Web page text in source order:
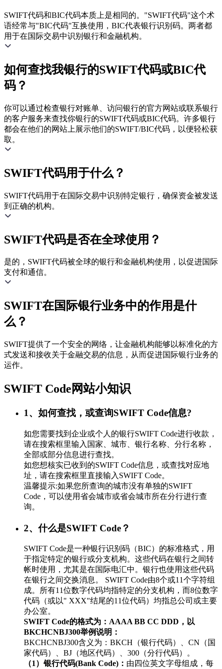
SWIFT代码和BIC代码本质上是相同的。"SWIFT代码"这个术
语经常与"BIC代码"互换使用，BIC代表银行识别码。两者都
用于在国际交易中识别银行和金融机构。
如何查找我银行的SWIFT代码或BIC代
码？
你可以通过检查银行对账单、访问银行的官方网站或联系银行
的客户服务来查找你银行的SWIFT代码或BIC代码。许多银行
都会在他们的网站上展示他们的SWIFT/BIC代码，以便轻松获
取。
SWIFT代码用于什么？
SWIFT代码用于在国际交易中识别特定银行，确保资金被发送
到正确的机构。
SWIFT代码是否在全球使用？
是的，SWIFT代码被全球的银行和金融机构使用，以促进国际
支付和通信。
SWIFT在国际银行业务中的作用是什
么？
SWIFT提供了一个安全的网络，让金融机构能够以标准化的方
式发送和接收关于金融交易的信息，从而促进国际银行业务的
运作。
SWIFT Code网站小知识
1、如何查找，或查询SWIFT Code信息?
如您需要找到企业或个人的银行SWIFT Code进行收款，
请在搜索框里输入国家、城市、银行名称、分行名称，
全部或部分信息进行查找。
如您想核实已收到的SWIFT Code信息，或查找对应地
址，请在搜索框里直接输入SWIFT Code。
温馨提示:如果您所查询的城市没有单独的SWIFT
Code，可以使用省会城市或省会城市所在分行进行查
询。
2、什么是SWIFT Code？
SWIFT Code是一种银行识别码（BIC）的标准格式，用
于指定特定的银行或分支机构。这些代码在银行之间转
帐时使用，尤其是在国际电汇中。银行也使用这些代码
在银行之间交换消息。 SWIFT Code由8个或11个字符组
成。所有11位数字代码均指特定的分支机构，而8位数字
代码（或以" XXX"结尾的11位代码）均指总公司或主要
办公室。
SWIFT Code的格式为：AAAA BB CC DDD，以
BKCHCNBJ300举例说明：
BKCHCNBJ300含义为：BKCH（银行代码）、CN（国
家代码）、BJ（地区代码）、300（分行代码）。
（1）银行代码(Bank Code)： 由四位英文字母组成，每